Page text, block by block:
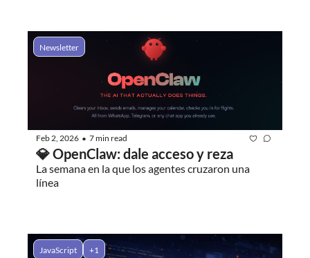
Newsletter
Feb 2, 2026 • 7 min read
💎 OpenClaw: dale acceso y reza
La semana en la que los agentes cruzaron una
línea
JavaScript +1